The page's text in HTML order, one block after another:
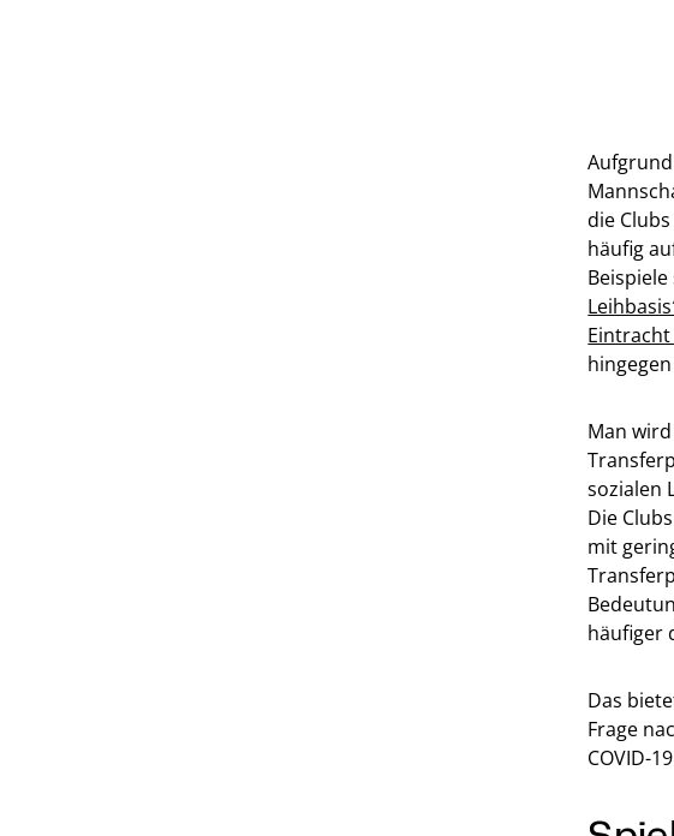
die
häufig
Eintracht
Man
sozialen
Die
mit
häufiger
Das
Frage
COVID-